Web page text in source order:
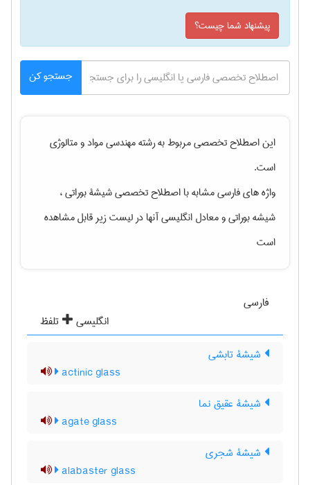
پیشنهاد شما چیست؟
جستجو کن
این اصطلاح تخصصی مربوط به رشتهمهندسی مواد و متالوژی
است.
واژه های فارسی مشابه با اصطلاح تخصصیشیشۀ بوراتی ،
شیشه بوراتیو معادل انگلیسی آنها در لیست زیر قابل مشاهده
است
فارسی
انگلیسی
تلفظ
شیشۀ تابشی
actinic glass
شیشۀ عقیق نما
agate glass
شیشۀ شجری
alabaster glass